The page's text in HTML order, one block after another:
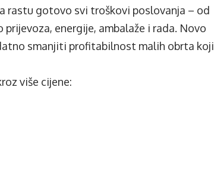
rastu gotovo svi troškovi poslovanja – od
energije, ambalaže i rada. Novo
smanjiti profitabilnost malih obrta koji
više cijene: